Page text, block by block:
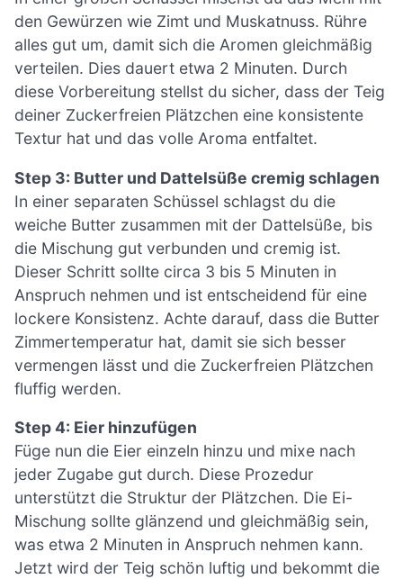
den Gewürzen wie Zimt und Muskatnuss. Rühre
alles gut um, damit sich die Aromen gleichmäßig
verteilen. Dies dauert etwa 2 Minuten. Durch
diese Vorbereitung stellst du sicher, dass der Teig
deiner Zuckerfreien Plätzchen eine konsistente
Textur hat und das volle Aroma entfaltet.
Step 3: Butter und Dattelsüße cremig schlagen
In einer separaten Schüssel schlagst du die
weiche Butter zusammen mit der Dattelsüße, bis
die Mischung gut verbunden und cremig ist.
Dieser Schritt sollte circa 3 bis 5 Minuten in
Anspruch nehmen und ist entscheidend für eine
lockere Konsistenz. Achte darauf, dass die Butter
Zimmertemperatur hat, damit sie sich besser
vermengen lässt und die Zuckerfreien Plätzchen
fluffig werden.
Step 4: Eier hinzufügen
Füge nun die Eier einzeln hinzu und mixe nach
jeder Zugabe gut durch. Diese Prozedur
unterstützt die Struktur der Plätzchen. Die Ei-
Mischung sollte glänzend und gleichmäßig sein,
was etwa 2 Minuten in Anspruch nehmen kann.
Jetzt wird der Teig schön luftig und bekommt die